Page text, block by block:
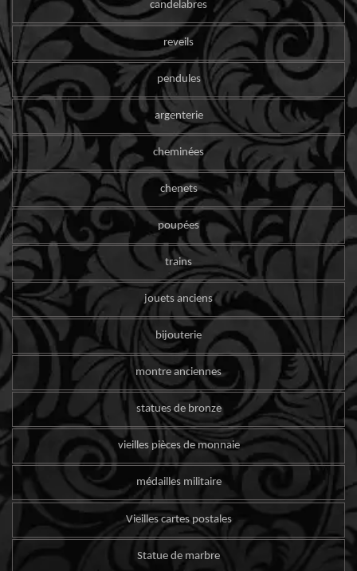
candelabres
reveils
pendules
argenterie
cheminées
chenets
poupées
trains
jouets anciens
bijouterie
montre anciennes
statues de bronze
vieilles pièces de monnaie
médailles militaire
Vieilles cartes postales
Statue de marbre